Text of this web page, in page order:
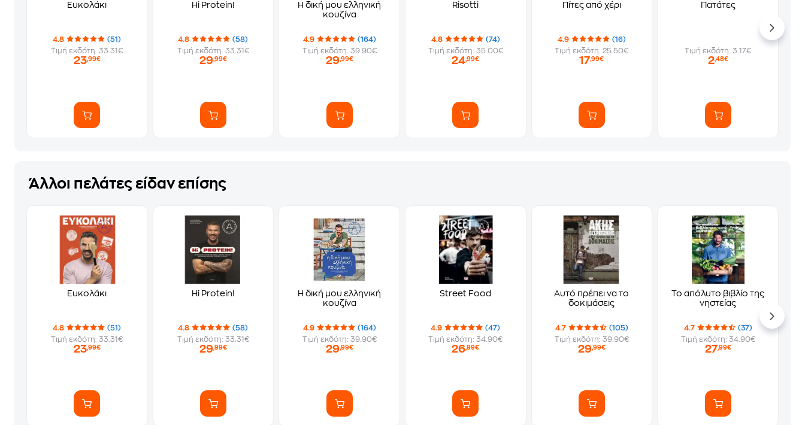
Ευκολάκι
4.8
(51)
Τιμή εκδότη: 33.31€
23,99€
Hi Protein!
4.8
(58)
Τιμή εκδότη: 33.31€
29,99€
Η δική μου ελληνική
κουζίνα
4.9
(164)
Τιμή εκδότη: 39.90€
29,99€
Risotti
4.8
(74)
Τιμή εκδότη: 35.00€
24,99€
Πίτες από χέρι
4.9
(16)
Τιμή εκδότη: 25.50€
17,99€
Πατάτες
Τιμή εκδότη: 3.17€
2,48€
Άλλοι πελάτες είδαν επίσης
Ευκολάκι
4.8
(51)
Τιμή εκδότη: 33.31€
23,99€
Hi Protein!
4.8
(58)
Τιμή εκδότη: 33.31€
29,99€
Η δική μου ελληνική
κουζίνα
4.9
(164)
Τιμή εκδότη: 39.90€
29,99€
Street Food
4.9
(47)
Τιμή εκδότη: 34.90€
26,99€
Αυτό πρέπει να το
δοκιμάσεις
4.7
(105)
Τιμή εκδότη: 39.90€
29,99€
Το απόλυτο βιβλίο της
νηστείας
4.7
(37)
Τιμή εκδότη: 34.90€
27,99€